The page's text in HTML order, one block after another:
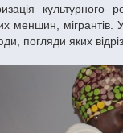
меншин,
погляди яких